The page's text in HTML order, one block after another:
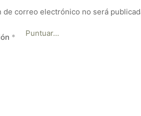
de correo electrónico no será
*